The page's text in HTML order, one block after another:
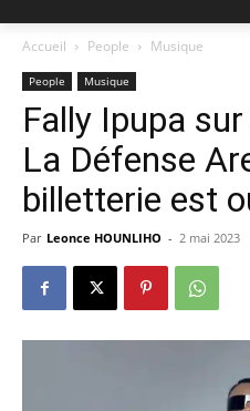
Accueil People Musique
People Musique
Fally Ipupa
La Défense
billetterie est
Par Leonce HOUNLIHO - 2 mai 2023